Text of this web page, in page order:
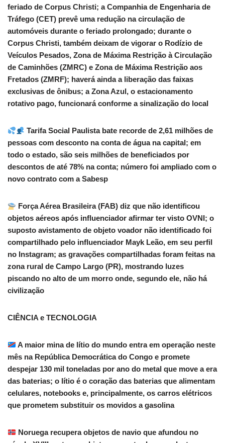
feriado de Corpus Christi; a Companhia de Engenharia de
Tráfego (CET) prevê uma redução na circulação de
automóveis durante o feriado prolongado; durante o
Corpus Christi, também deixam de vigorar o Rodízio de
Veículos Pesados, Zona de Máxima Restrição à Circulação
de Caminhões (ZMRC) e Zona de Máxima Restrição aos
Fretados (ZMRF); haverá ainda a liberação das faixas
exclusivas de ônibus; a Zona Azul, o estacionamento
rotativo pago, funcionará conforme a sinalização do local
Tarifa Social Paulista bate recorde de 2,61 milhões de
pessoas com desconto na conta de água na capital; em
todo o estado, são seis milhões de beneficiados por
descontos de até 78% na conta; número foi ampliado com o
novo contrato com a Sabesp
Força Aérea Brasileira (FAB) diz que não identificou
objetos aéreos após influenciador afirmar ter visto OVNI; o
suposto avistamento de objeto voador não identificado foi
compartilhado pelo influenciador Mayk Leão, em seu perfil
no Instagram; as gravações compartilhadas foram feitas na
zona rural de Campo Largo (PR), mostrando luzes
piscando no alto de um morro onde, segundo ele, não há
civilização
CIÊNCIA e TECNOLOGIA
A maior mina de lítio do mundo entra em operação neste
mês na República Democrática do Congo e promete
despejar 130 mil toneladas por ano do metal que move a era
das baterias; o lítio é o coração das baterias que alimentam
celulares, notebooks e, principalmente, os carros elétricos
que prometem substituir os movidos a gasolina
Noruega recupera objetos de navio que afundou no